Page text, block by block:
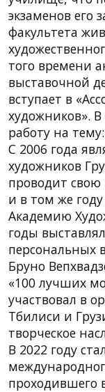
экзаменов его
факультета
того времени
выставочной
вступает в
художников».
работу на
С 2006 года
художников
проводит
и в том же
Академию
годы
персональных
Бруно
«100 лучших
участвовал в
Тбилиси и
творческое
В 2022 году
проходившего